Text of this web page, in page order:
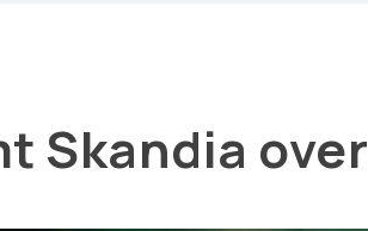
Skandia over